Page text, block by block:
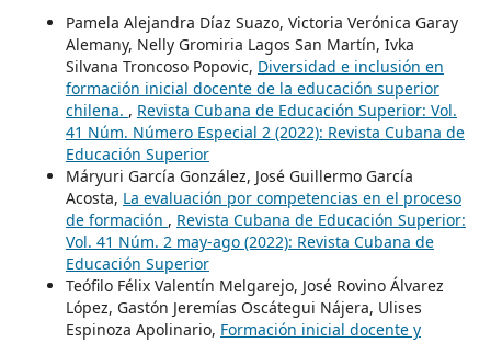
Pamela Alejandra Díaz Suazo, Victoria Verónica Garay
Alemany, Nelly Gromiria Lagos San Martín, Ivka
Silvana Troncoso Popovic, Diversidad e inclusión en
formación inicial docente de la educación superior
chilena. , Revista Cubana de Educación Superior: Vol.
41 Núm. Número Especial 2 (2022): Revista Cubana de
Educación Superior
Máryuri García González, José Guillermo García
Acosta, La evaluación por competencias en el proceso
de formación , Revista Cubana de Educación Superior:
Vol. 41 Núm. 2 may-ago (2022): Revista Cubana de
Educación Superior
Teófilo Félix Valentín Melgarejo, José Rovino Álvarez
López, Gastón Jeremías Oscátegui Nájera, Ulises
Espinoza Apolinario, Formación inicial docente y